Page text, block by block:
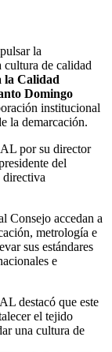
la
cultura de calidad
la Calidad
Domingo
institucional
la demarcación.
por su director
del
directiva
Consejo accedan a
metrología e
sus estándares
e
destacó que este
el tejido
una cultura de